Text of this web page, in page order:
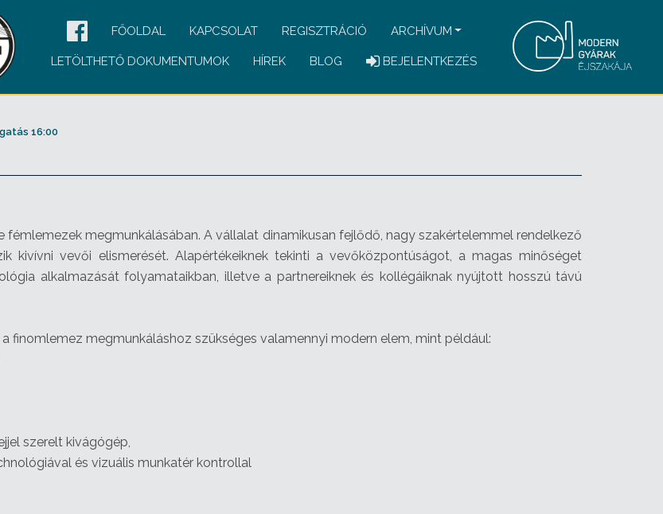
FŐOLDAL KAPCSOLAT REGISZTRÁCIÓ ARCHÍVUM
LETÖLTHETŐ DOKUMENTUMOK HÍREK BLOG BEJELENTKEZÉS
16:00
megmunkálásában. A vállalat dinamikusan fejlődő, nagy szakértelemmel rendelkező
kivívni vevői elismerését. Alapértékeiknek tekinti a vevőközpontúságot, a magas minőséget
alkalmazását folyamataikban, illetve a partnereiknek és kollégáiknak nyújtott hosszú távú
finomlemez megmunkáláshoz szükséges valamennyi modern elem, mint például:
szerelt kivágógép,
és vizuális munkatér kontrollal